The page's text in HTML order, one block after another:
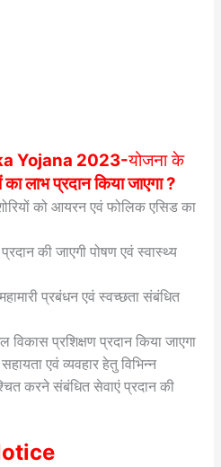
Yojana 2023-योजना के
का लाभ प्रदान किया जाएगा ?
को आयरन एवं फोलिक एसिड का
की जाएगी पोषण एवं स्वास्थ्य
प्रबंधन एवं स्वच्छता संबंधित
प्रशिक्षण प्रदान किया जाएगा
एवं व्यवहार हेतु विभिन्न
करने संबंधित सेवाएं प्रदान की